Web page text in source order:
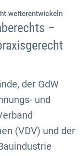
weiterentwickeln
–
der GdW
und
(VDV) und der